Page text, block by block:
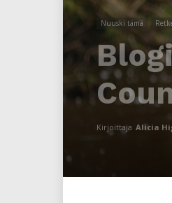
Nuuski tämä
Kirjoittaja Alicia